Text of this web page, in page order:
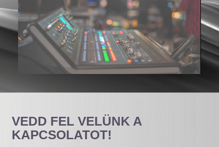
VEDD FEL VELÜNK A
KAPCSOLATOT!